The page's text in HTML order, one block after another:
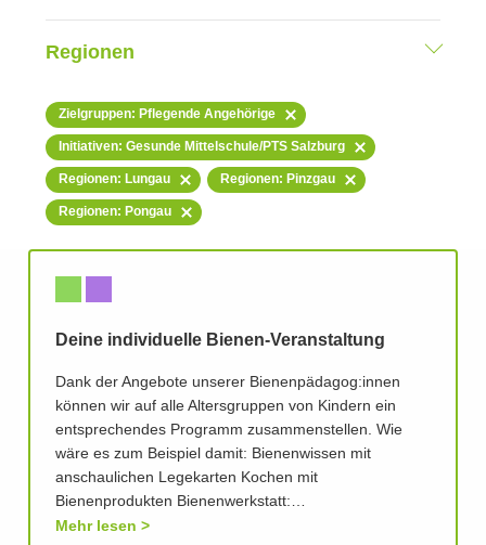
Regionen
Zielgruppen: Pflegende Angehörige
Initiativen: Gesunde Mittelschule/PTS Salzburg
Regionen: Lungau Regionen: Pinzgau
Regionen: Pongau
Deine individuelle Bienen-Veranstaltung
Dank der Angebote unserer Bienenpädagog:innen
können wir auf alle Altersgruppen von Kindern ein
entsprechendes Programm zusammenstellen. Wie
wäre es zum Beispiel damit: Bienenwissen mit
anschaulichen Legekarten Kochen mit
Bienenprodukten Bienenwerkstatt:…
Mehr lesen